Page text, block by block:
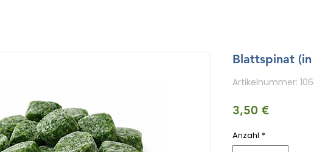
Blattspinat
Artikelnummer:
3,50 €Preis
Anzahl *